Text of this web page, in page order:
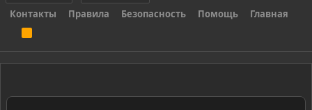
Контакты
Правила Безопасность Помощь Главная
S